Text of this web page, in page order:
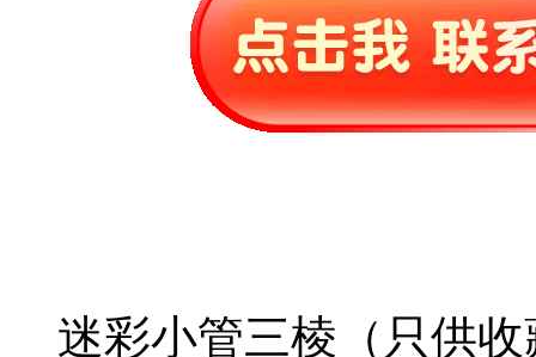
迷彩小管三棱（只供收